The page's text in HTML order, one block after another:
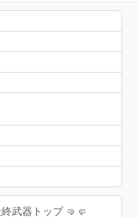
武器トップ 🤜🤛